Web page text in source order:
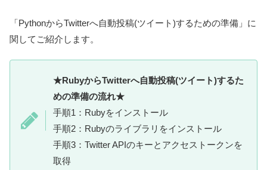
「PythonからTwitterへ自動投稿(ツイート)するための準備」に
関してご紹介します。
★RubyからTwitterへ自動投稿(ツイート)するた
めの準備の流れ★
手順1：Rubyをインストール
手順2：Rubyのライブラリをインストール
手順3：Twitter APIのキーとアクセストークンを
取得